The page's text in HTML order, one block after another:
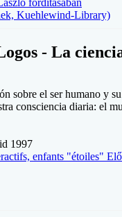
fordításában
Kuehlewind-Library)
- La
sobre el ser humano y
consciencia diaria: el
1997
enfants "étoiles"